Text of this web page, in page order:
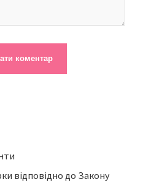
відповідно до Закону